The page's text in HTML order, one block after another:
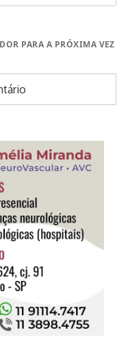
PARA A PRÓXIMA VEZ